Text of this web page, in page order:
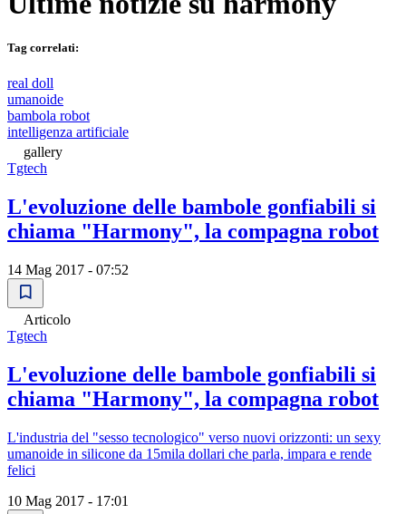
Tag correlati:
real doll
umanoide
bambola robot
intelligenza artificiale
gallery
Tgtech
L'evoluzione delle bambole gonfiabili si
chiama "Harmony", la compagna robot
14 Mag 2017 - 07:52
Articolo
Tgtech
L'evoluzione delle bambole gonfiabili si
chiama "Harmony", la compagna robot
L'industria del "sesso tecnologico" verso nuovi orizzonti: un sexy
umanoide in silicone da 15mila dollari che parla, impara e rende
felici
10 Mag 2017 - 17:01